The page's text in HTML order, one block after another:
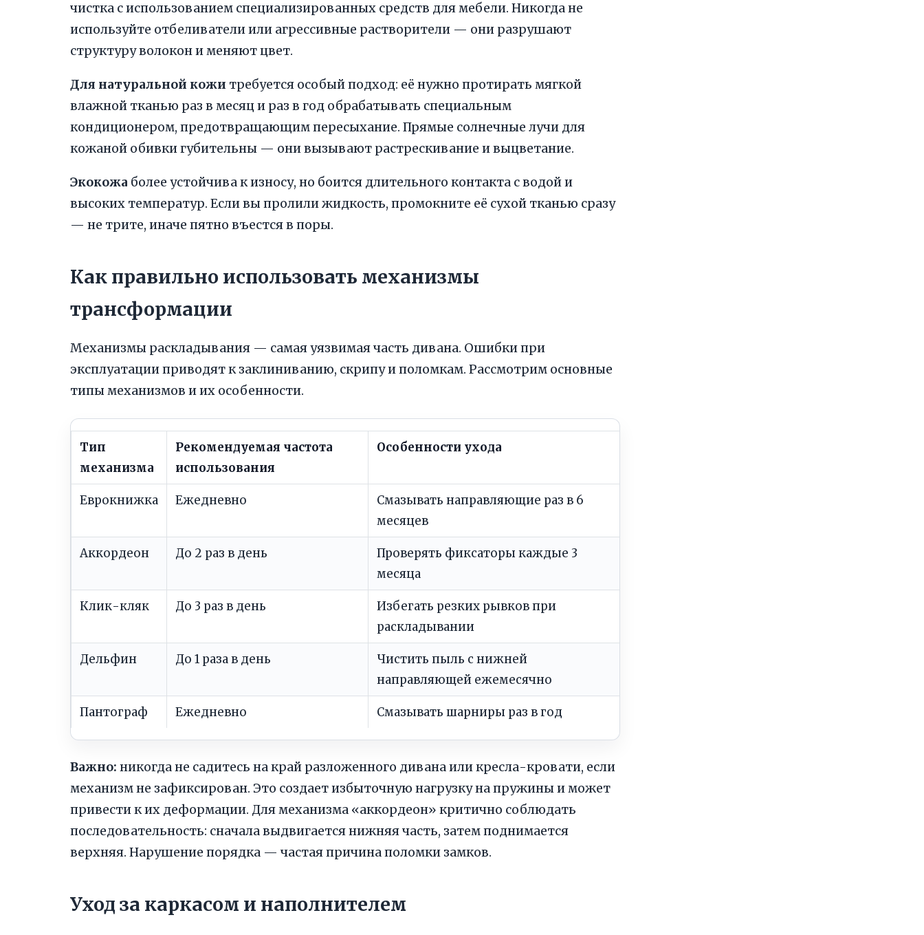
чистка с использованием специализированных средств для мебели. Никогда не
используйте отбеливатели или агрессивные растворители — они разрушают
структуру волокон и меняют цвет.
Для натуральной кожи требуется особый подход: её нужно протирать мягкой
влажной тканью раз в месяц и раз в год обрабатывать специальным
кондиционером, предотвращающим пересыхание. Прямые солнечные лучи для
кожаной обивки губительны — они вызывают растрескивание и выцветание.
Экокожа более устойчива к износу, но боится длительного контакта с водой и
высоких температур. Если вы пролили жидкость, промокните её сухой тканью сразу
— не трите, иначе пятно въестся в поры.
Как правильно использовать механизмы
трансформации
Механизмы раскладывания — самая уязвимая часть дивана. Ошибки при
эксплуатации приводят к заклиниванию, скрипу и поломкам. Рассмотрим основные
типы механизмов и их особенности.
Тип
механизма
Рекомендуемая частота
использования
Особенности ухода
Еврокнижка Ежедневно
Смазывать направляющие раз в 6
месяцев
Аккордеон До 2 раз в день
Проверять фиксаторы каждые 3
месяца
Клик-кляк До 3 раз в день
Избегать резких рывков при
раскладывании
Дельфин До 1 раза в день
Чистить пыль с нижней
направляющей ежемесячно
Пантограф Ежедневно Смазывать шарниры раз в год
Важно: никогда не садитесь на край разложенного дивана или кресла-кровати, если
механизм не зафиксирован. Это создает избыточную нагрузку на пружины и может
привести к их деформации. Для механизма «аккордеон» критично соблюдать
последовательность: сначала выдвигается нижняя часть, затем поднимается
верхняя. Нарушение порядка — частая причина поломки замков.
Уход за каркасом и наполнителем